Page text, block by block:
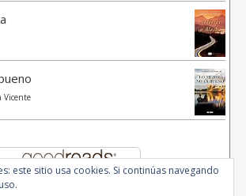
Vicente
este sitio usa cookies. Si continúas navegando